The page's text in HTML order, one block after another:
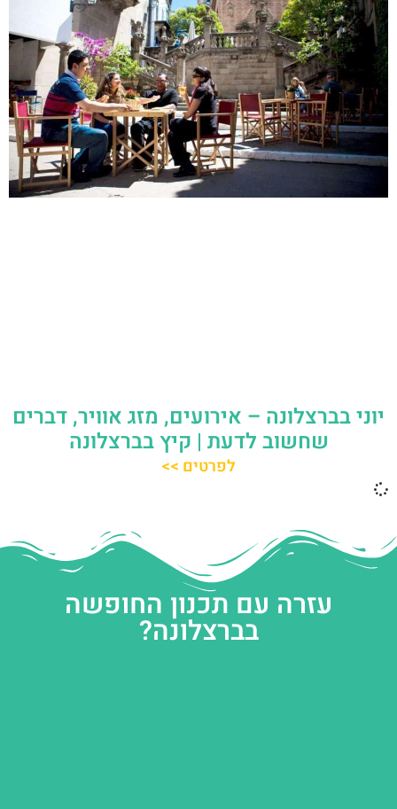
יוני בברצלונה – אירועים, מזג אוויר, דברים
שחשוב לדעת | קיץ בברצלונה
לפרטים >>
עזרה עם תכנון החופשה
בברצלונה?